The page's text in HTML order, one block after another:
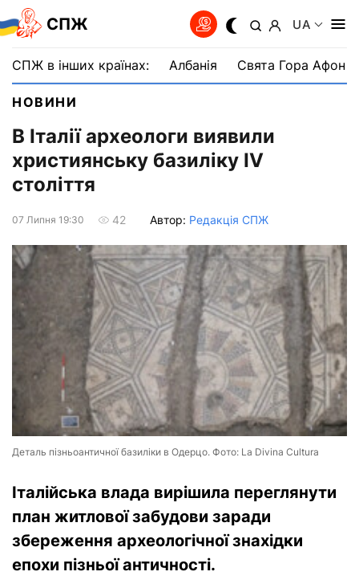
СПЖ UA
СПЖ в інших країнах: Албанія Свята Гора Афон
НОВИНИ
В Італії археологи виявили
християнську базиліку IV
століття
07 Липня 19:30 42 Автор: Редакція СПЖ
Деталь пізньоантичної базиліки в Одерцо. Фото: La Divina Cultura
Італійська влада вирішила переглянути
план житлової забудови заради
збереження археологічної знахідки
епохи пізньої античності.